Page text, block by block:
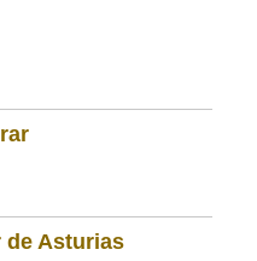
de Asturias